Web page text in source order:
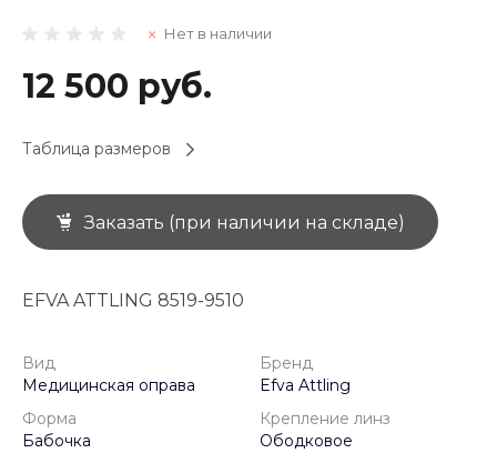
Нет в наличии
12 500 руб.
Таблица размеров
Заказать (при наличии на складе)
EFVA ATTLING 8519-9510
Вид
Медицинская оправа
Бренд
Efva Attling
Форма
Бабочка
Крепление линз
Ободковое